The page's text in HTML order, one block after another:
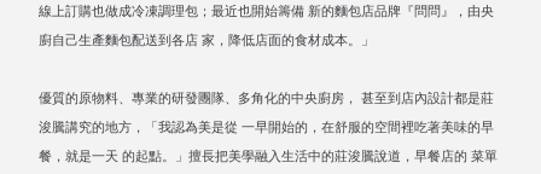
線上訂購也做成冷凍調理包；最近也開始籌備 新的麵包店品牌『問問』，由央
廚自己生產麵包配送到各店 家，降低店面的食材成本。」
優質的原物料、專業的研發團隊、多角化的中央廚房， 甚至到店內設計都是莊
浚騰講究的地方，「我認為美是從 一早開始的，在舒服的空間裡吃著美味的早
餐，就是一天 的起點。」擅長把美學融入生活中的莊浚騰說道，早餐店的 菜單